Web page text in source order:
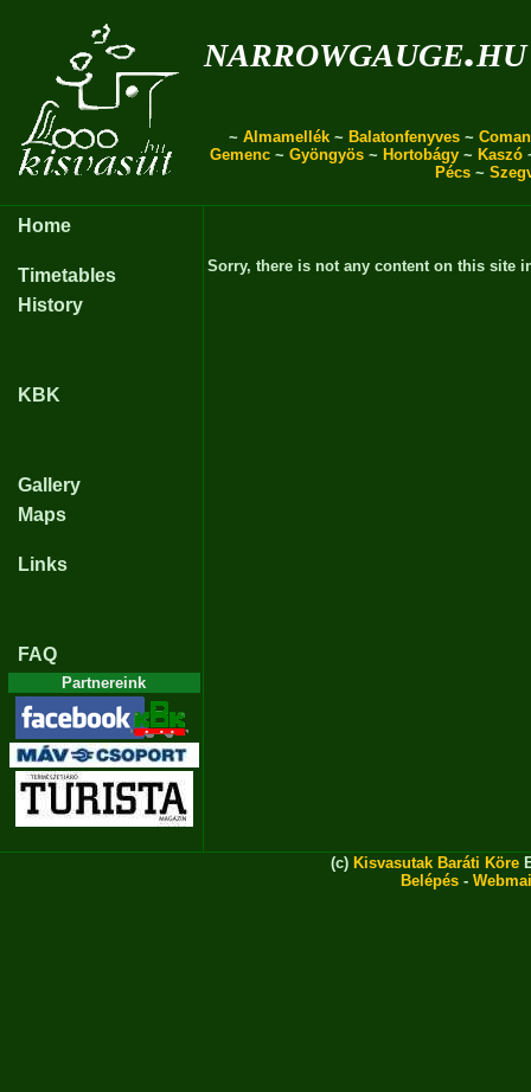
narrowgauge.hu
~ Almamellék ~ Balatonfenyves ~
Gemenc ~ Gyöngyös ~ Hortobágy ~ Kaszó
Pécs ~
Home
Timetables
History
KBK
Gallery
Maps
Links
FAQ
Partnereink
Sorry, there is not any content on this site
(c) Kisvasutak Baráti Köre
Belépés -